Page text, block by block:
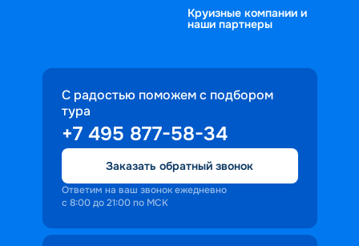
Круизные компании и
наши партнеры
С радостью поможем с подбором
тура
+7 495 877-58-34
Заказать обратный звонок
Ответим на ваш звонок ежедневно
с 8:00 до 21:00 по МСК